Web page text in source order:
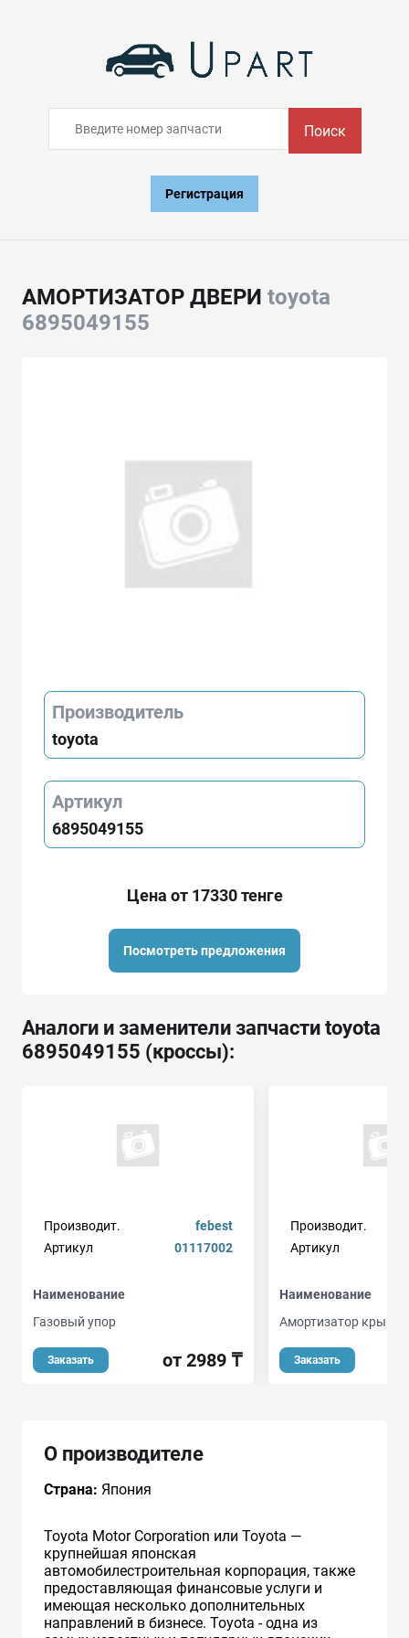
Поиск
Регистрация
АМОРТИЗАТОР ДВЕРИ toyota
6895049155
Производитель
toyota
Артикул
6895049155
Цена от 17330 тенге
Посмотреть предложения
Аналоги и заменители запчасти toyota
6895049155 (кроссы):
Производит.
febest
Артикул
01117002
Наименование
Газовый упор
Заказать от 2989 ₸
Производит.
Артикул
Наименование
Амортизатор
Заказать
О производителе
Страна: Япония
Toyota Motor Corporation или Toyota —
крупнейшая японская
автомобилестроительная корпорация, также
предоставляющая финансовые услуги и
имеющая несколько дополнительных
направлений в бизнесе. Toyota - одна из